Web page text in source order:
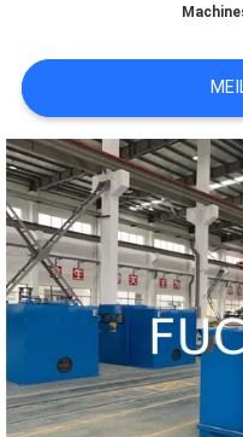
PROPOS
DE
NOUS
VISITE
DE
L'USINE